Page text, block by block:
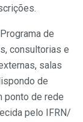
de
consultorias e
salas
de
ponto de rede
pelo IFRN/